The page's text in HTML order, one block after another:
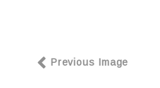
Previous Image